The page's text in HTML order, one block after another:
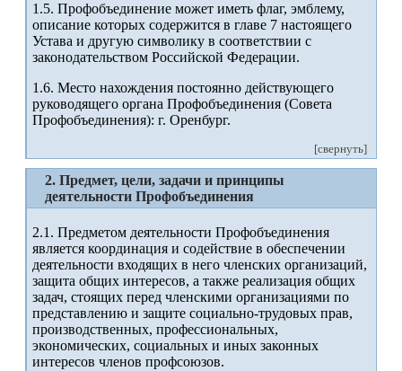
1.5. Профобъединение может иметь флаг, эмблему,
описание которых содержится в главе 7 настоящего
Устава и другую символику в соответствии с
законодательством Российской Федерации.
1.6. Место нахождения постоянно действующего
руководящего органа Профобъединения (Совета
Профобъединения): г. Оренбург.
[свернуть]
2. Предмет, цели, задачи и принципы
деятельности Профобъединения
2.1. Предметом деятельности Профобъединения
является координация и содействие в обеспечении
деятельности входящих в него членских организаций,
защита общих интересов, а также реализация общих
задач, стоящих перед членскими организациями по
представлению и защите социально-трудовых прав,
производственных, профессиональных,
экономических, социальных и иных законных
интересов членов профсоюзов.